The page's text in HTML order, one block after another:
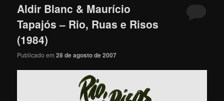
Aldir Blanc & Maurício
Tapajós – Rio, Ruas e Risos
(1984)
Publicado em28 de agosto de 2007